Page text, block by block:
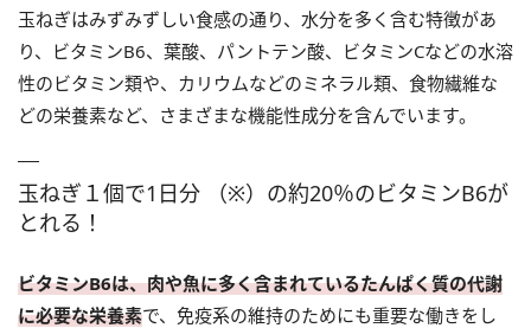
玉ねぎはみずみずしい食感の通り、水分を多く含む特徴があ
り、ビタミンB6、葉酸、パントテン酸、ビタミンCなどの水溶
性のビタミン類や、カリウムなどのミネラル類、食物繊維な
どの栄養素など、さまざまな機能性成分を含んでいます。
玉ねぎ１個で1日分 （※）の約20％のビタミンB6が
とれる！
ビタミンB6は、肉や魚に多く含まれているたんぱく質の代謝
に必要な栄養素で、免疫系の維持のためにも重要な働きをし